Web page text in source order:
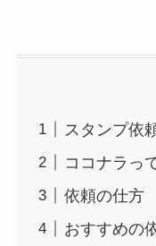
スタンプ依
ココナラっ
依頼の仕方
おすすめの